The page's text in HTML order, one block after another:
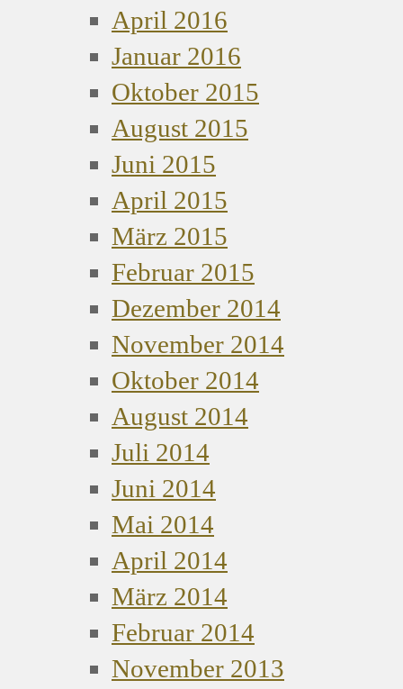
April 2016
Januar 2016
Oktober 2015
August 2015
Juni 2015
April 2015
März 2015
Februar 2015
Dezember 2014
November 2014
Oktober 2014
August 2014
Juli 2014
Juni 2014
Mai 2014
April 2014
März 2014
Februar 2014
November 2013